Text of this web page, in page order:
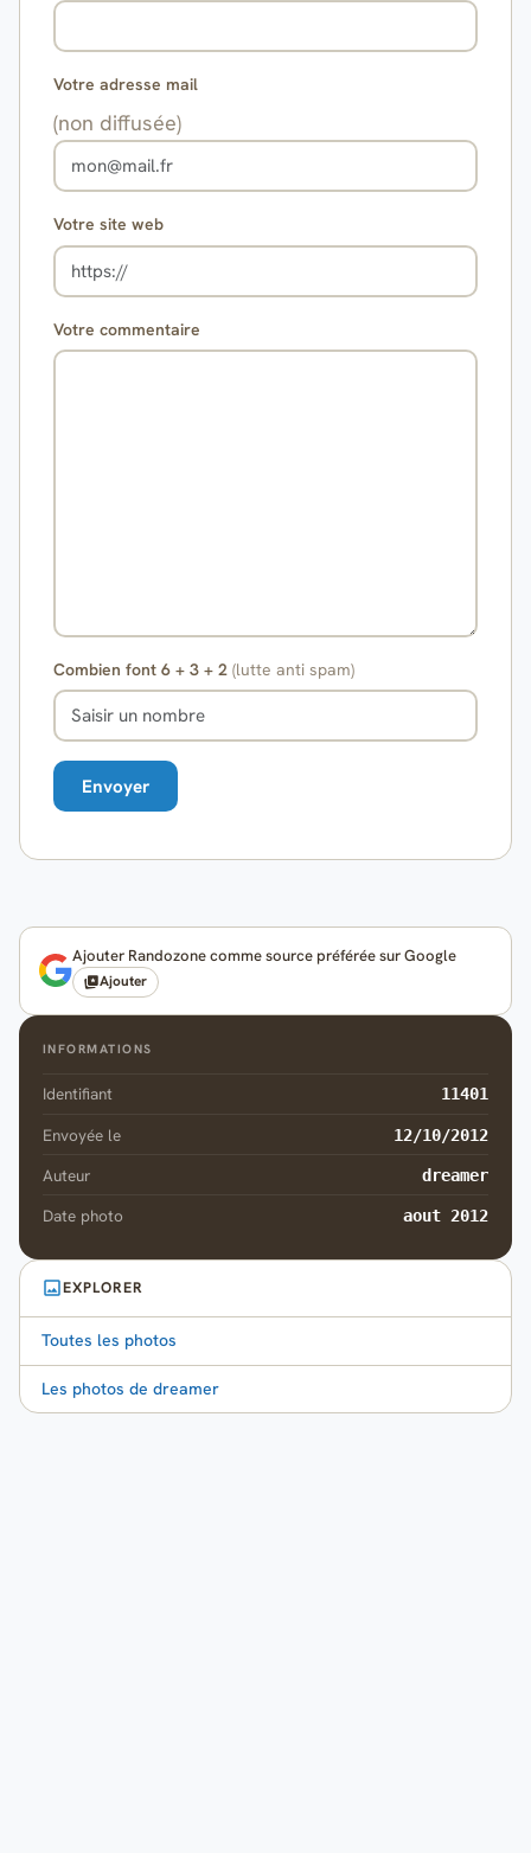
Votre adresse mail
(non diffusée)
Votre site web
Votre commentaire
Combien font 6 + 3 + 2 (lutte anti spam)
Ajouter Randozone comme source préférée sur Google
Ajouter
INFORMATIONS
Identifiant 11401
Envoyée le 12/10/2012
Auteur dreamer
Date photo aout 2012
EXPLORER
Toutes les photos
Les photos de dreamer